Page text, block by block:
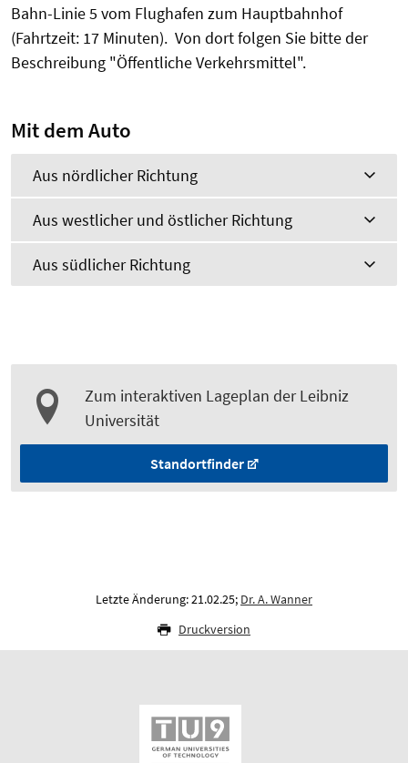
Bahn-Linie 5 vom Flughafen zum Hauptbahnhof
(Fahrtzeit: 17 Minuten). Von dort folgen Sie bitte der
Beschreibung "Öffentliche Verkehrsmittel".
Mit dem Auto
Aus nördlicher Richtung
Aus westlicher und östlicher Richtung
Aus südlicher Richtung
Zum interaktiven Lageplan der Leibniz
Universität
Standortfinder
Letzte Änderung: 21.02.25; Dr. A. Wanner
Druckversion